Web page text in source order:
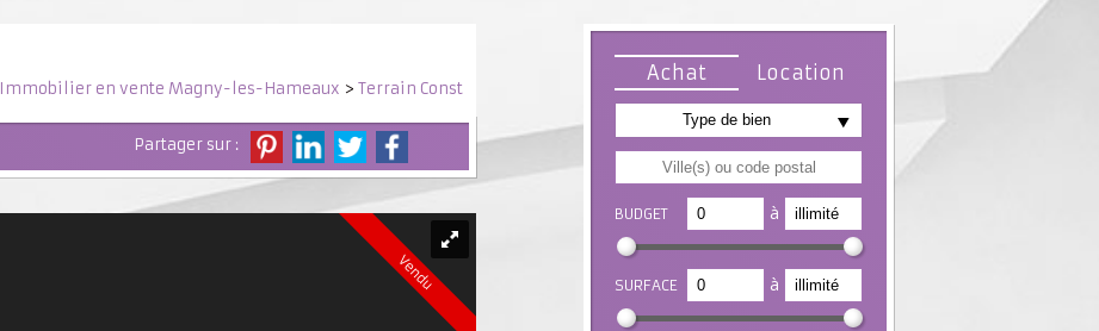
Achat Location
Type de bien
BUDGET à
SURFACE à
Immobilier en vente Magny-les-Hameaux > Terrain Constructible en vente Magny-les-Hameaux
Partager sur :
Vendu